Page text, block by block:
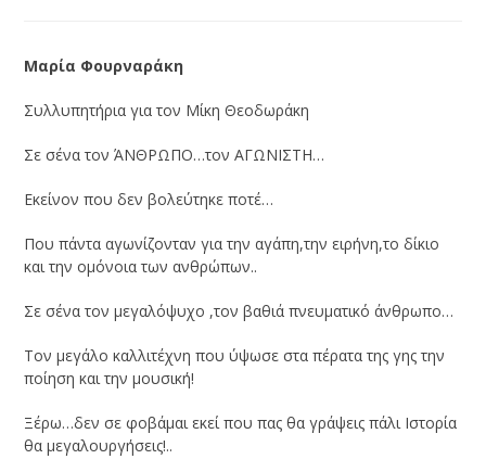
Μαρία Φουρναράκη
Συλλυπητήρια για τον Μίκη Θεοδωράκη
Σε σένα τον ΆΝΘΡΩΠΟ…τον ΑΓΩΝΙΣΤΗ…
Εκείνον που δεν βολεύτηκε ποτέ…
Που πάντα αγωνίζονταν για την αγάπη,την ειρήνη,το δίκιο
και την ομόνοια των ανθρώπων..
Σε σένα τον μεγαλόψυχο ,τον βαθιά πνευματικό άνθρωπο…
Τον μεγάλο καλλιτέχνη που ύψωσε στα πέρατα της γης την
ποίηση και την μουσική!
Ξέρω…δεν σε φοβάμαι εκεί που πας θα γράψεις πάλι Ιστορία
θα μεγαλουργήσεις!..